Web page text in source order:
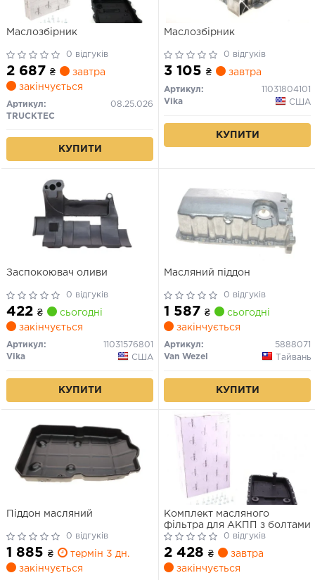
Маслозбірник
0 відгуків
2 687 ₴
завтра
закінчується
Артикул:
08.25.026
TRUCKTEC
КУПИТИ
Маслозбірник
0 відгуків
3 105 ₴ завтра
Артикул:
11031804101
Vika
США
КУПИТИ
Заспокоювач оливи
0 відгуків
422 ₴
сьогодні
закінчується
Артикул:
11031576801
Vika
США
КУПИТИ
Масляний піддон
0 відгуків
1 587 ₴
сьогодні
закінчується
Артикул:
5888071
Van Wezel
Тайвань
КУПИТИ
Піддон масляний
0 відгуків
1 885 ₴
термін 3 дн.
закінчується
Комплект масляного
фільтра для АКПП з болтами
0 відгуків
2 428 ₴
завтра
закінчується